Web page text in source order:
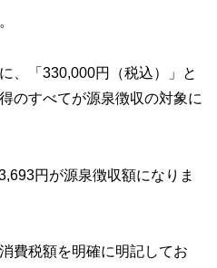
、「330,000円（税込）」と
のすべてが源泉徴収の対象に
円が源泉徴収額になりま
費税額を明確に明記してお